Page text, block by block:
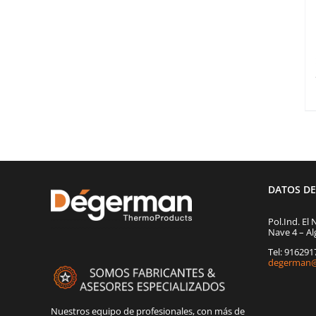
Nuestros equipo de profesionales, con más de
DATOS
Pol.Ind. El
Nave 4 –
Tel: